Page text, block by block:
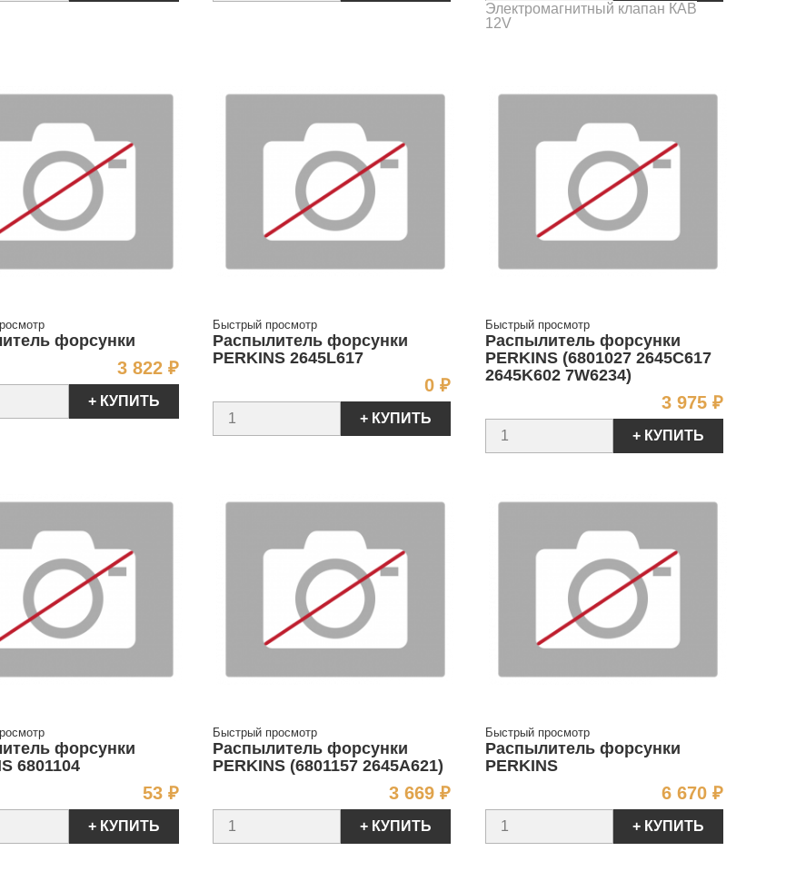
Электромагнитный клапан КАВ
12V
форсунки
3 822 ₽Цена
+ КУПИТЬ
Быстрый просмотр
Распылитель форсунки
PERKINS 2645L617
0 ₽Цена
+ КУПИТЬ
Быстрый просмотр
Распылитель форсунки
PERKINS (6801027 2645C617
2645K602 7W6234)
3 975 ₽Цена
+ КУПИТЬ
форсунки
6801104
53 ₽Цена
+ КУПИТЬ
Быстрый просмотр
Распылитель форсунки
PERKINS (6801157 2645A621)
3 669 ₽Цена
+ КУПИТЬ
Быстрый просмотр
Распылитель форсунки
PERKINS
6 670 ₽Цена
+ КУПИТЬ